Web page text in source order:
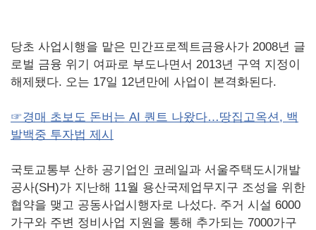
당초 사업시행을 맡은 민간프로젝트금융사가 2008년 글
로벌 금융 위기 여파로 부도나면서 2013년 구역 지정이
해제됐다. 오는 17일 12년만에 사업이 본격화된다.
☞경매 초보도 돈버는 AI 퀀트 나왔다…땅집고옥션, 백
발백중 투자법 제시
국토교통부 산하 공기업인 코레일과 서울주택도시개발
공사(SH)가 지난해 11월 용산국제업무지구 조성을 위한
협약을 맺고 공동사업시행자로 나섰다. 주거 시설 6000
가구와 주변 정비사업 지원을 통해 추가되는 7000가구